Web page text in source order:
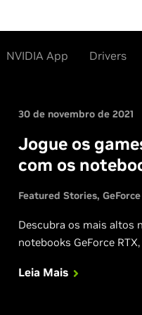
NVIDIA App Drivers
30 de novembro de 2021
Jogue os
com os
Featured Stories
Descubra os mais altos
notebooks GeForce
Leia Mais